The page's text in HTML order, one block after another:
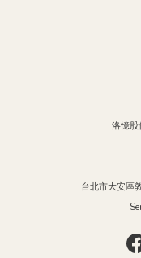
洛憶
台北市大安區